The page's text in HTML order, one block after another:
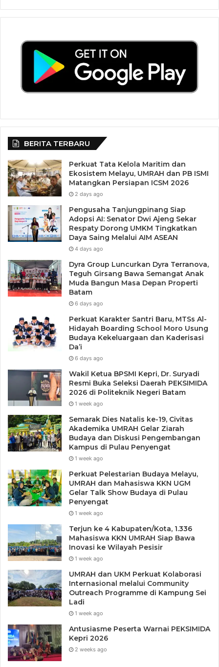
Tags Pemuda ICMI Kepri Rekrutmen Kerja
BERITA TERBARU
Perkuat Tata Kelola Maritim dan
Ekosistem Melayu, UMRAH dan PB ISMI
Matangkan Persiapan ICSM 2026
2 days ago
Pengusaha Tanjungpinang Siap
Adopsi AI: Senator Dwi Ajeng Sekar
Respaty Dorong UMKM Tingkatkan
Daya Saing Melalui AIM ASEAN
4 days ago
Dyra Group Luncurkan Dyra Terranova,
Teguh Girsang Bawa Semangat Anak
Muda Bangun Masa Depan Properti
Batam
6 days ago
Perkuat Karakter Santri Baru, MTSs Al-
Hidayah Boarding School Moro Usung
Budaya Kekeluargaan dan Kaderisasi
Da’i
6 days ago
Wakil Ketua BPSMI Kepri, Dr. Suryadi
Resmi Buka Seleksi Daerah PEKSIMIDA
2026 di Politeknik Negeri Batam
1 week ago
Semarak Dies Natalis ke-19, Civitas
Akademika UMRAH Gelar Ziarah
Budaya dan Diskusi Pengembangan
Kampus di Pulau Penyengat
1 week ago
Perkuat Pelestarian Budaya Melayu,
UMRAH dan Mahasiswa KKN UGM
Gelar Talk Show Budaya di Pulau
Penyengat
1 week ago
Terjun ke 4 Kabupaten/Kota, 1.336
Mahasiswa KKN UMRAH Siap Bawa
Inovasi ke Wilayah Pesisir
1 week ago
UMRAH dan UKM Perkuat Kolaborasi
Internasional melalui Community
Outreach Programme di Kampung Sei
Ladi
1 week ago
Antusiasme Peserta Warnai PEKSIMIDA
Kepri 2026
2 weeks ago